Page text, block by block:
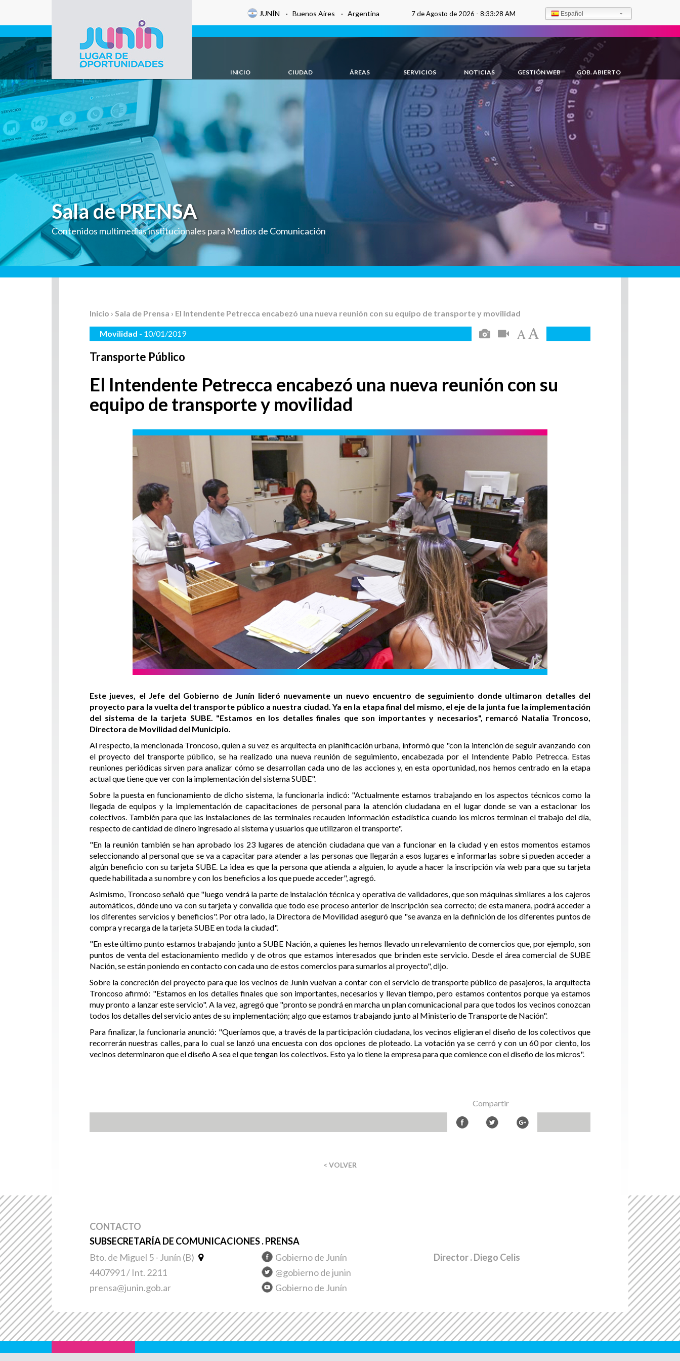
Gobierno de
Junín
JUNÍN · Buenos Aires · Argentina 7 de Agosto de 2026 - 8:33:30 AM Español
INICIO CIUDAD ÁREAS SERVICIOS NOTICIAS GESTIÓN WEB GOB. ABIERTO
Sala de PRENSA
Contenidos multimedias institucionales para Medios de Comunicación
Inicio › Sala de Prensa › El Intendente Petrecca encabezó una nueva reunión con su equipo de transporte y movilidad
Movilidad - 10/01/2019
Transporte Público
El Intendente Petrecca encabezó una nueva reunión con su
equipo de transporte y movilidad
Este jueves, el Jefe del Gobierno de Junín lideró nuevamente un nuevo encuentro de seguimiento donde ultimaron detalles del
proyecto para la vuelta del transporte público a nuestra ciudad. Ya en la etapa final del mismo, el eje de la junta fue la implementación
del sistema de la tarjeta SUBE. "Estamos en los detalles finales que son importantes y necesarios", remarcó Natalia Troncoso,
Directora de Movilidad del Municipio.
Al respecto, la mencionada Troncoso, quien a su vez es arquitecta en planificación urbana, informó que "con la intención de seguir avanzando con
el proyecto del transporte público, se ha realizado una nueva reunión de seguimiento, encabezada por el Intendente Pablo Petrecca. Estas
reuniones periódicas sirven para analizar cómo se desarrollan cada uno de las acciones y, en esta oportunidad, nos hemos centrado en la etapa
actual que tiene que ver con la implementación del sistema SUBE".
Sobre la puesta en funcionamiento de dicho sistema, la funcionaria indicó: "Actualmente estamos trabajando en los aspectos técnicos como la
llegada de equipos y la implementación de capacitaciones de personal para la atención ciudadana en el lugar donde se van a estacionar los
colectivos. También para que las instalaciones de las terminales recauden información estadística cuando los micros terminan el trabajo del día,
respecto de cantidad de dinero ingresado al sistema y usuarios que utilizaron el transporte".
"En la reunión también se han aprobado los 23 lugares de atención ciudadana que van a funcionar en la ciudad y en estos momentos estamos
seleccionando al personal que se va a capacitar para atender a las personas que llegarán a esos lugares e informarlas sobre si pueden acceder a
algún beneficio con su tarjeta SUBE. La idea es que la persona que atienda a alguien, lo ayude a hacer la inscripción vía web para que su tarjeta
quede habilitada a su nombre y con los beneficios a los que puede acceder", agregó.
Asimismo, Troncoso señaló que "luego vendrá la parte de instalación técnica y operativa de validadores, que son máquinas similares a los cajeros
automáticos, dónde uno va con su tarjeta y convalida que todo ese proceso anterior de inscripción sea correcto; de esta manera, podrá acceder a
los diferentes servicios y beneficios". Por otra lado, la Directora de Movilidad aseguró que "se avanza en la definición de los diferentes puntos de
compra y recarga de la tarjeta SUBE en toda la ciudad".
"En este último punto estamos trabajando junto a SUBE Nación, a quienes les hemos llevado un relevamiento de comercios que, por ejemplo, son
puntos de venta del estacionamiento medido y de otros que estamos interesados que brinden este servicio. Desde el área comercial de SUBE
Nación, se están poniendo en contacto con cada uno de estos comercios para sumarlos al proyecto", dijo.
Sobre la concreción del proyecto para que los vecinos de Junín vuelvan a contar con el servicio de transporte público de pasajeros, la arquitecta
Troncoso afirmó: "Estamos en los detalles finales que son importantes, necesarios y llevan tiempo, pero estamos contentos porque ya estamos
muy pronto a lanzar este servicio". A la vez, agregó que "pronto se pondrá en marcha un plan comunicacional para que todos los vecinos conozcan
todos los detalles del servicio antes de su implementación; algo que estamos trabajando junto al Ministerio de Transporte de Nación".
Para finalizar, la funcionaria anunció: "Queríamos que, a través de la participación ciudadana, los vecinos eligieran el diseño de los colectivos que
recorrerán nuestras calles, para lo cual se lanzó una encuesta con dos opciones de ploteado. La votación ya se cerró y con un 60 por ciento, los
vecinos determinaron que el diseño A sea el que tengan los colectivos. Esto ya lo tiene la empresa para que comience con el diseño de los micros".
Compartir
< VOLVER
CONTACTO
SUBSECRETARÍA DE COMUNICACIONES . PRENSA
Bto. de Miguel 5 - Junín (B)
4407991 / Int. 2211
prensa@junin.gob.ar
Gobierno de Junín
@gobierno de junin
Gobierno de Junín
Director. Diego Celis